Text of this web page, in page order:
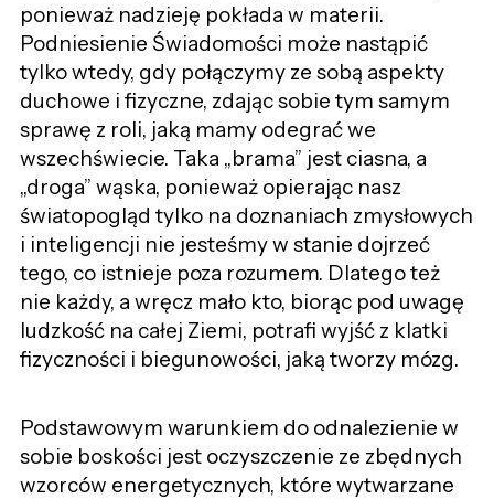
ponieważ nadzieję pokłada w materii.
Podniesienie Świadomości może nastąpić
tylko wtedy, gdy połączymy ze sobą aspekty
duchowe i fizyczne, zdając sobie tym samym
sprawę z roli, jaką mamy odegrać we
wszechświecie. Taka „brama” jest ciasna, a
„droga” wąska, ponieważ opierając nasz
światopogląd tylko na doznaniach zmysłowych
i inteligencji nie jesteśmy w stanie dojrzeć
tego, co istnieje poza rozumem. Dlatego też
nie każdy, a wręcz mało kto, biorąc pod uwagę
ludzkość na całej Ziemi, potrafi wyjść z klatki
fizyczności i biegunowości, jaką tworzy mózg.
Podstawowym warunkiem do odnalezienie w
sobie boskości jest oczyszczenie ze zbędnych
wzorców energetycznych, które wytwarzane